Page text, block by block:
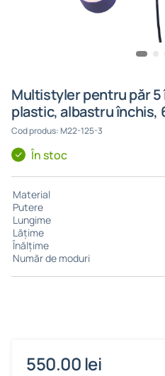
Multistyler pentru păr 5
plastic, albastru închis,
Cod produs: M22-125-3
În stoc
Material
Putere
Lungime
Lățime
Înălțime
Număr de moduri
550.00 lei